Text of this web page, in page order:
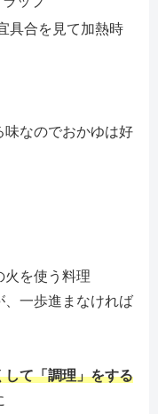
具合を見て加熱時
味なのでおかゆは好
火を使う料理
、一歩進まなければ
して「調理」をする